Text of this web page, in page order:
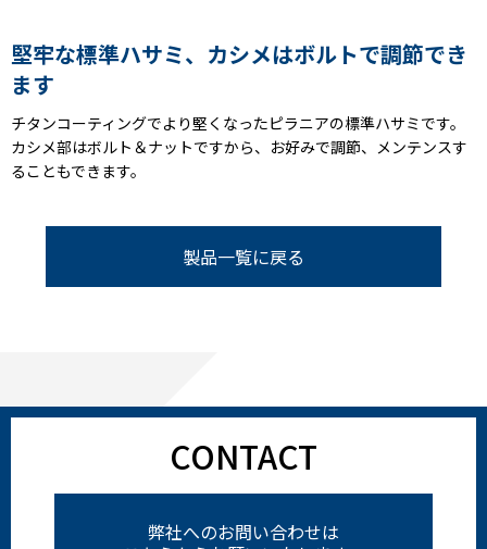
堅牢な標準ハサミ、カシメはボルトで調節でき
ます
チタンコーティングでより堅くなったピラニアの標準ハサミです。
カシメ部はボルト＆ナットですから、お好みで調節、メンテンスす
ることもできます。
製品一覧に戻る
CONTACT
弊社へのお問い合わせは